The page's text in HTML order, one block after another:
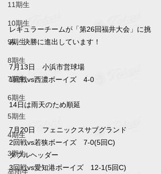
11期生
10期生
9期生
8期生
7期生
6期生
5期生
4期生
3期生
卒団生
レギュラーチームが「第26回福井大会」に挑
み、決勝に進出しています！
7月13日　小浜市営球場
1回戦vs西濃ボーイズ　4-0
14日は雨天のため順延
7月20日　フェニックスサブグランド
2回戦vs若狭ボーイズ　7-0(5回C)
ダブルヘッダー
3回戦vs愛知港ボーイズ　12-1(5回C)